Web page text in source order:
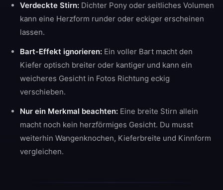
Verdeckte Stirn: Dichter Pony oder seitliches Volumen
kann eine Herzform runder oder eckiger erscheinen
lassen.
Bart-Effekt ignorieren: Ein voller Bart macht den
Kiefer optisch breiter oder kantiger und kann ein
weicheres Gesicht in Fotos Richtung eckig
verschieben.
Nur ein Merkmal beachten: Eine breite Stirn allein
macht noch kein herzförmiges Gesicht. Du musst
weiterhin Wangenknochen, Kieferbreite und Kinnform
vergleichen.